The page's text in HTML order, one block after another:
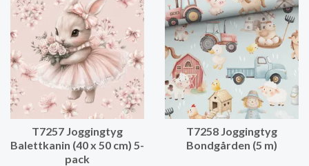
T7257 Joggingtyg
Balettkanin (40 x 50 cm) 5-
pack
T7258 Joggingtyg
Bondgården (5 m)